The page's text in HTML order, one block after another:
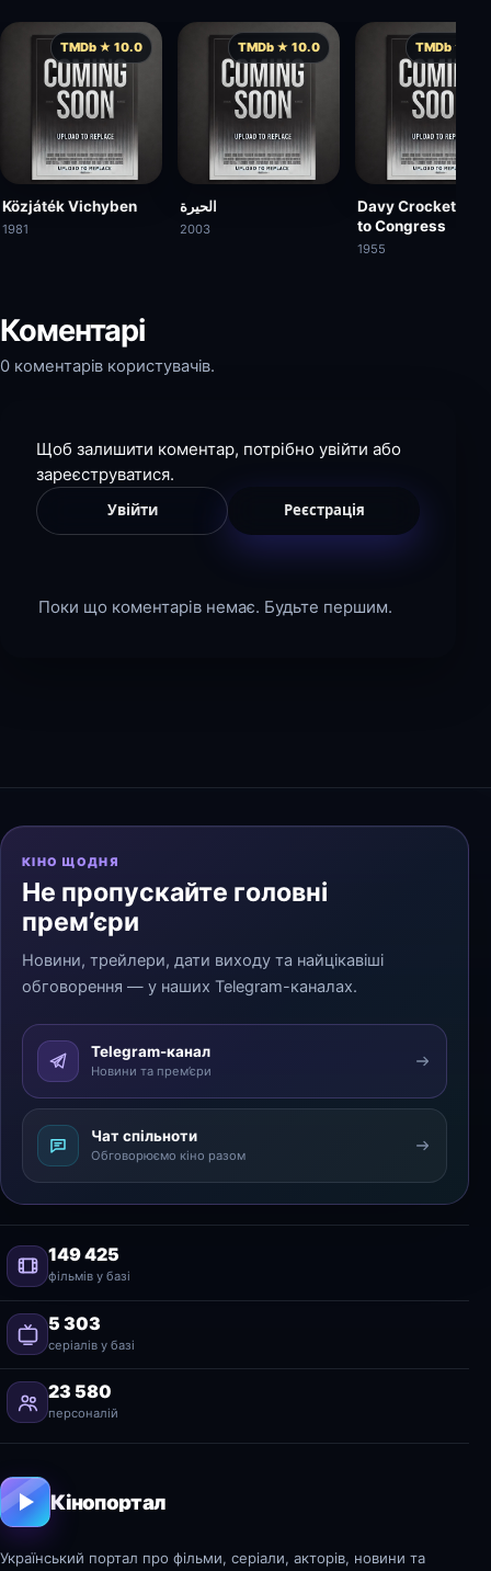
TMDb ★ 10.0
Közjáték Vichyben
1981
TMDb ★ 10.0
الحيرة
2003
TMDb ★
Davy Crockett
to Congress
1955
Коментарі
0 коментарів користувачів.
Щоб залишити коментар, потрібно увійти або
зареєструватися.
Увійти Реєстрація
Поки що коментарів немає. Будьте першим.
КІНО ЩОДНЯ
Не пропускайте головні
прем’єри
Новини, трейлери, дати виходу та найцікавіші
обговорення — у наших Telegram-каналах.
Telegram-канал
Новини та прем’єри
Чат спільноти
Обговорюємо кіно разом
149 425
фільмів у базі
5 303
серіалів у базі
23 580
персоналій
Кінопортал
Український портал про фільми, серіали, акторів, новини та